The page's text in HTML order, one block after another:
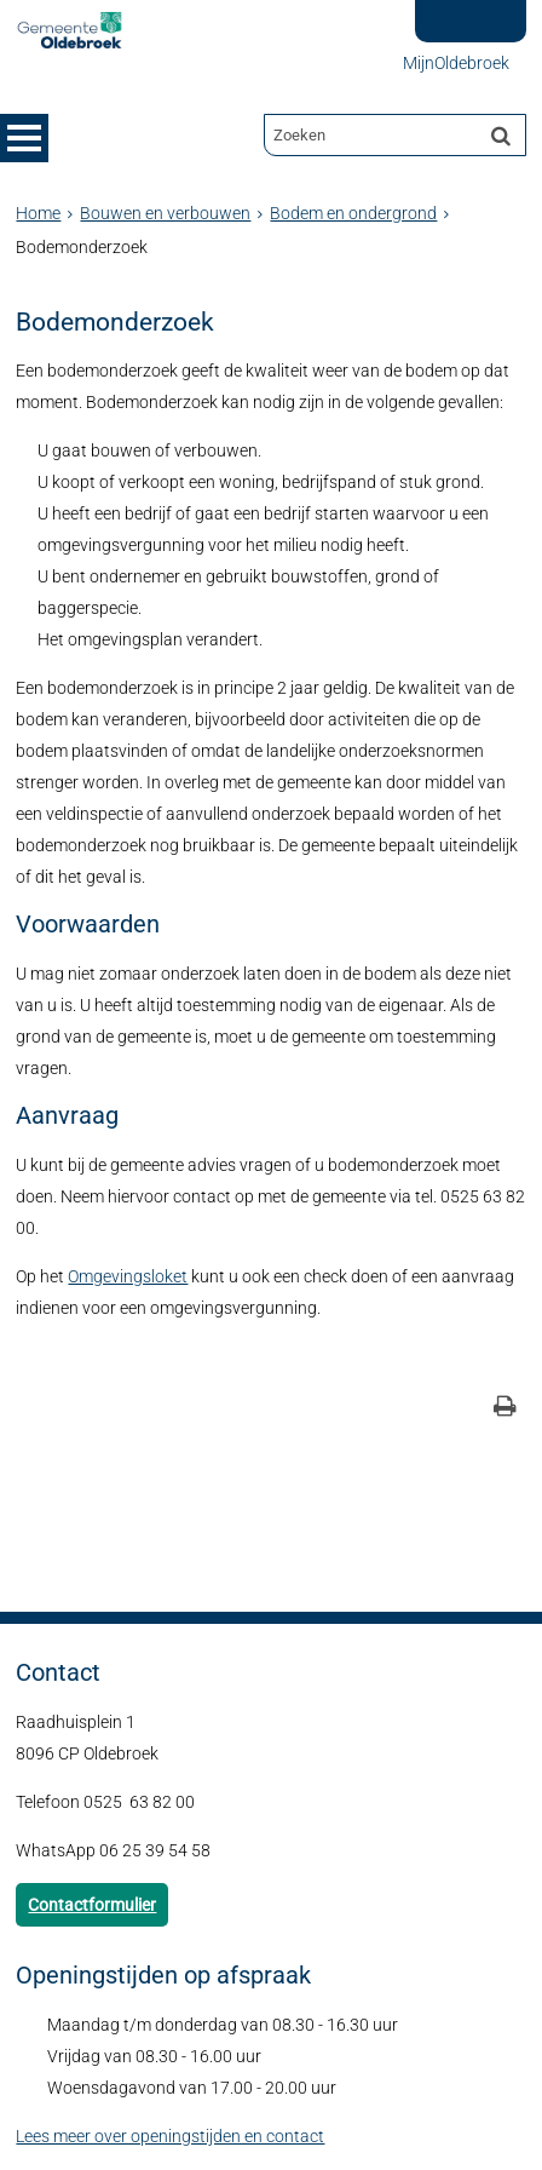
MijnOldebroek
Home Bouwen en verbouwen
Bodem en ondergrond
Bodemonderzoek
Bodemonderzoek
Een bodemonderzoek geeft de kwaliteit weer van de bodem op dat
moment. Bodemonderzoek kan nodig zijn in de volgende gevallen:
U gaat bouwen of verbouwen.
U koopt of verkoopt een woning, bedrijfspand of stuk grond.
U heeft een bedrijf of gaat een bedrijf starten waarvoor u een
omgevingsvergunning voor het milieu nodig heeft.
U bent ondernemer en gebruikt bouwstoffen, grond of
baggerspecie.
Het omgevingsplan verandert.
Een bodemonderzoek is in principe 2 jaar geldig. De kwaliteit van de
bodem kan veranderen, bijvoorbeeld door activiteiten die op de
bodem plaatsvinden of omdat de landelijke onderzoeksnormen
strenger worden. In overleg met de gemeente kan door middel van
een veldinspectie of aanvullend onderzoek bepaald worden of het
bodemonderzoek nog bruikbaar is. De gemeente bepaalt uiteindelijk
of dit het geval is.
Voorwaarden
U mag niet zomaar onderzoek laten doen in de bodem als deze niet
van u is. U heeft altijd toestemming nodig van de eigenaar. Als de
grond van de gemeente is, moet u de gemeente om toestemming
vragen.
Aanvraag
U kunt bij de gemeente advies vragen of u bodemonderzoek moet
doen. Neem hiervoor contact op met de gemeente via tel. 0525 63 82
00.
Op hetOmgevingsloket kunt u ook een check doen of een aanvraag
indienen voor een omgevingsvergunning.
Contact
Raadhuisplein 1
8096 CP Oldebroek
Telefoon 0525 63 82 00
WhatsApp 06 25 39 54 58
Contactformulier
Openingstijden op afspraak
Maandag t/m donderdag van 08.30 - 16.30 uur
Vrijdag van 08.30 - 16.00 uur
Woensdagavond van 17.00 - 20.00 uur
Lees meer over openingstijden en contact